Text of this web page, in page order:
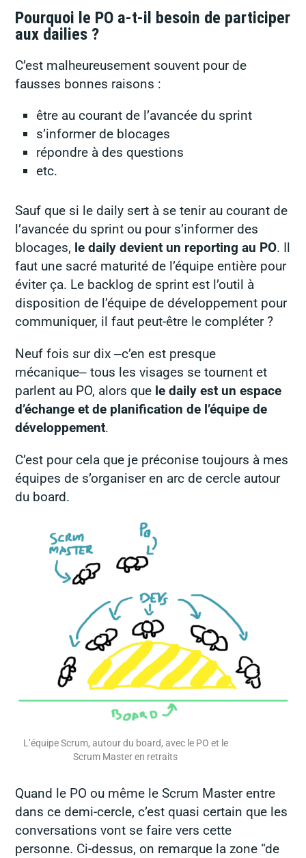
Pourquoi le PO a-t-il besoin de participer
aux dailies ?
C’est malheureusement souvent pour de
fausses bonnes raisons :
être au courant de l’avancée du sprint
s’informer de blocages
répondre à des questions
etc.
Sauf que si le daily sert à se tenir au courant de
l’avancée du sprint ou pour s’informer des
blocages, le daily devient un reportingau PO. Il
faut une sacré maturité de l’équipe entière pour
éviter ça. Le backlog de sprint est l’outil à
disposition de l’équipe de développement pour
communiquer, il faut peut-être le compléter ?
Neuf fois sur dix ‒c’en est presque
mécanique‒ tous les visages se tournent et
parlent au PO, alors que le daily est un espace
d’échange et de planification de l’équipe de
développement.
C’est pour cela que je préconise toujours à mes
équipes de s’organiser en arc de cercle autour
du board.
L’équipe Scrum, autour du board, avec le PO et le
Scrum Master en retraits
Quand le PO ou même le Scrum Master entre
dans ce demi-cercle, c’est quasi certain que les
conversations vont se fairevers cette
personne. Ci-dessus, on remarque la zone “de